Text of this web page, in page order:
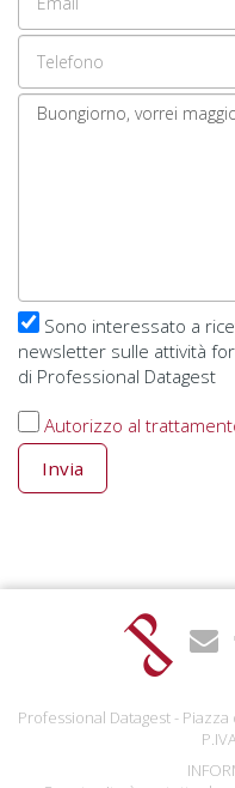
address
Telefono
Il
Sono interessato a
newsletter sulle attività
di Professional Datagest
Autorizzo al
Invia
Professional Datagest -